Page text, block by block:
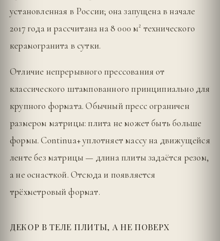
установленная в России; она запущена в начале
2017 года и рассчитана на 8 000 м² технического
керамогранита в сутки.
Отличие непрерывного прессования от
классического штампованного принципиально для
крупного формата. Обычный пресс ограничен
размером матрицы: плита не может быть больше
формы. Continua+ уплотняет массу на движущейся
ленте без матрицы — длина плиты задаётся резом,
а не оснасткой. Отсюда и появляется
трёхметровый формат.
ДЕКОР В ТЕЛЕ ПЛИТЫ, А НЕ ПОВЕРХ